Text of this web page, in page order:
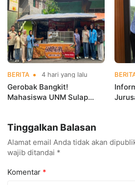
BERITA 4 hari yang lalu
Gerobak Bangkit!
Mahasiswa UNM Sulap
Tinggalkan Balasan
Alamat email Anda tidak akan
wajib ditandai *
Komentar *